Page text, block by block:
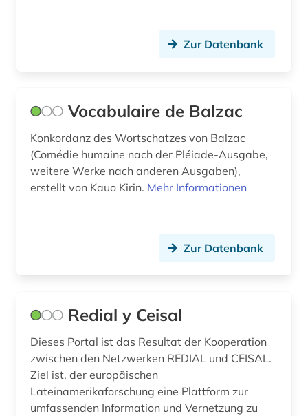
geschichte 1870-2019 (2)
geschichtswissenschaft (1)
giovanni (1)
großbritannien (1)
hochschulschrift (1)
honoré de (1)
humanismus (1)
iberische halbinsel (1)
iberoromanisch (1)
Zur Datenbank
Vocabulaire de Balzac
Konkordanz des Wortschatzes von Balzac
(Comédie humaine nach der Pléiade-Ausgabe,
weitere Werke nach anderen Ausgaben),
erstellt von Kauo Kirin. Mehr Informationen
Zur Datenbank
Redial y Ceisal
Dieses Portal ist das Resultat der Kooperation
zwischen den Netzwerken REDIAL und CEISAL.
Ziel ist, der europäischen
Lateinamerikaforschung eine Plattform zur
umfassenden Information und Vernetzung zu